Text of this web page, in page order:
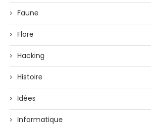
Faune
Flore
Hacking
Histoire
Idées
Informatique